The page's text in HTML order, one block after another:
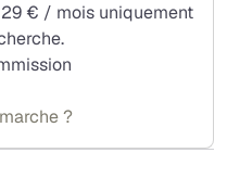
€ / mois uniquement
?